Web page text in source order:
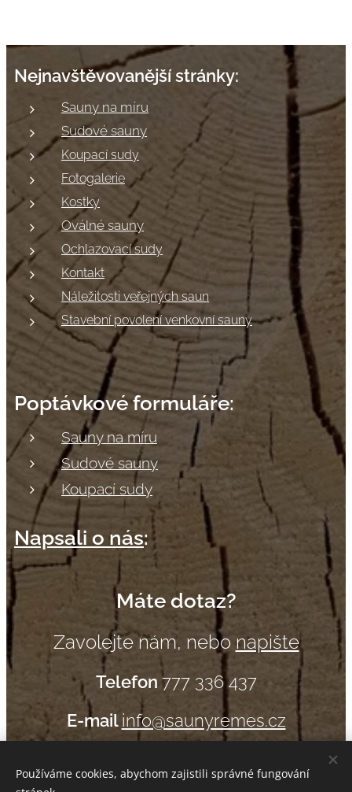
Nejnavštěvovanější stránky:
Sauny na míru
Sudové sauny
Koupací sudy
Fotogalerie
Kostky
Oválné sauny
Ochlazovací sudy
Kontakt
Náležitosti veřejných saun
Stavební povolení venkovní sauny
Poptávkovéformuláře:
Sauny na míru
Sudové sauny
Koupací sudy
Napsali o nás:
Máte dotaz?
Zavolejte nám, nebo napište
Telefon 777 336 437
E-mailinfo@saunyremes.cz
Sauny Remeš
Používáme cookies, abychom zajistili správné fungování